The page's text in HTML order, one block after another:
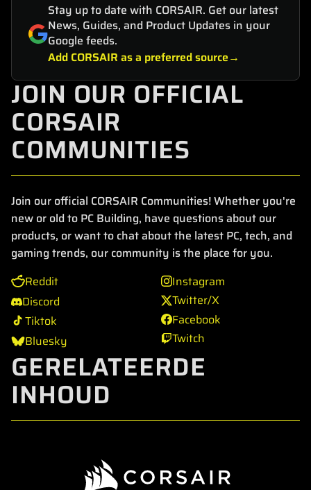
Stay up to date with CORSAIR. Get our latest
News, Guides, and Product Updates in your
Google feeds.
Add CORSAIR as a preferred source
JOIN OUR OFFICIAL
CORSAIR
COMMUNITIES
Join our official CORSAIR Communities! Whether you're
new or old to PC Building, have questions about our
products, or want to chat about the latest PC, tech, and
gaming trends, our community is the place for you.
Reddit
Discord
Tiktok
Bluesky
Instagram
Twitter/X
Facebook
Twitch
GERELATEERDE
INHOUD